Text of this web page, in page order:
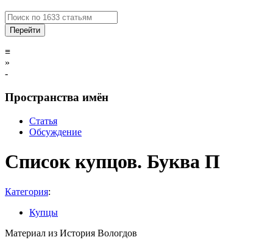
≡
»
-
Пространства имён
Статья
Обсуждение
Список купцов. Буква П
Категория:
Купцы
Материал из История Вологдов